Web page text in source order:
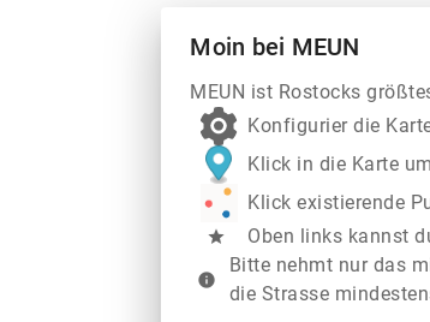
Moin bei MEUN
MEUN ist Rostocks
Konfigurier die
Klick in die Karte
Klick existierende
star Oben links kannst
info
Bitte nehmt nur das
die Strasse